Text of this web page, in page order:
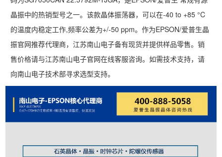
晶振中的热销型号之一。该款晶体振荡器，可以在-40 to +85 °C
的温度内稳定工作,频率公差为+/-50 ppm。作为EPSON/爱普生晶
振官网推荐代理商，江苏南山电子备有现货并提供样品零售。销
售价格请与江苏南山电子官网在线客服咨询。如需技术支持，请
向南山电子技术部寻求选型支持。